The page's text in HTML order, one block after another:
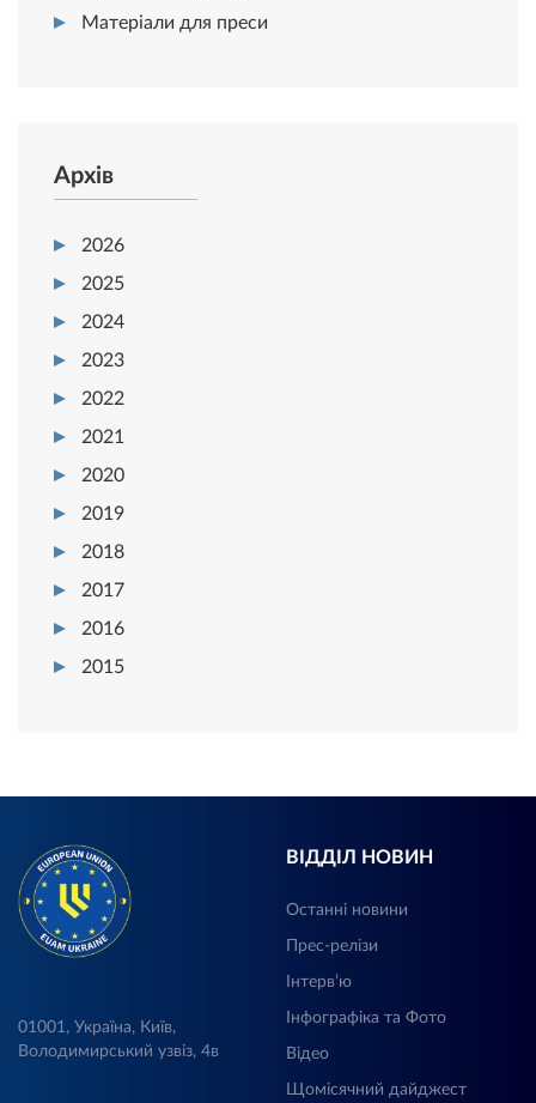
Матеріали для преси
Архів
2026
2025
2024
2023
2022
2021
2020
2019
2018
2017
2016
2015
01001, Україна, Київ,
Володимирський узвіз, 4в
ВІДДІЛ НОВИН
Останні новини
Прес-релізи
Інтерв’ю
Інфографіка та Фото
Відео
Щомісячний дайджест